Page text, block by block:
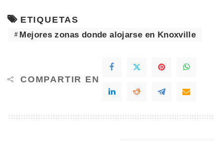
ETIQUETAS
Mejores zonas donde alojarse en Knoxville
COMPARTIR EN